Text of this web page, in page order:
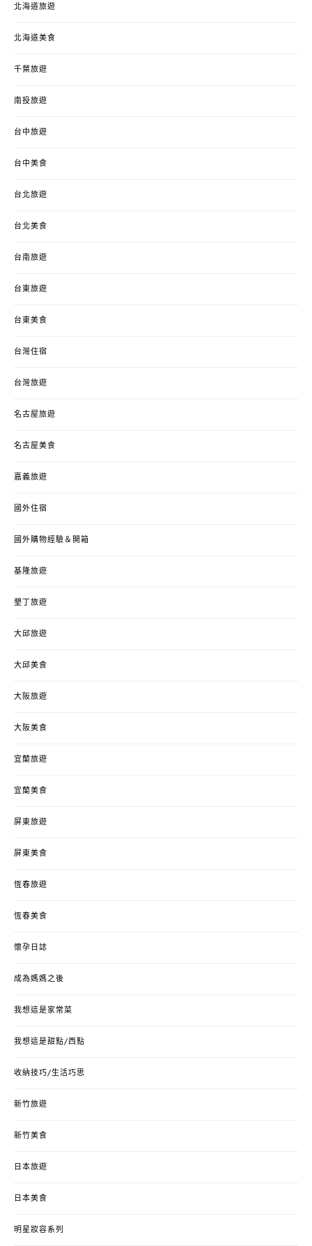
北海道旅遊
北海道美食
千葉旅遊
南投旅遊
台中旅遊
台中美食
台北旅遊
台北美食
台南旅遊
台東旅遊
台東美食
台灣住宿
台灣旅遊
名古屋旅遊
名古屋美食
嘉義旅遊
國外住宿
國外購物經驗＆開箱
基隆旅遊
墾丁旅遊
大邱旅遊
大邱美食
大阪旅遊
大阪美食
宜蘭旅遊
宜蘭美食
屏東旅遊
屏東美食
恆春旅遊
恆春美食
懷孕日誌
成為媽媽之後
我想這是家常菜
我想這是甜點/西點
收納技巧/生活巧思
新竹旅遊
新竹美食
日本旅遊
日本美食
明星妝容系列